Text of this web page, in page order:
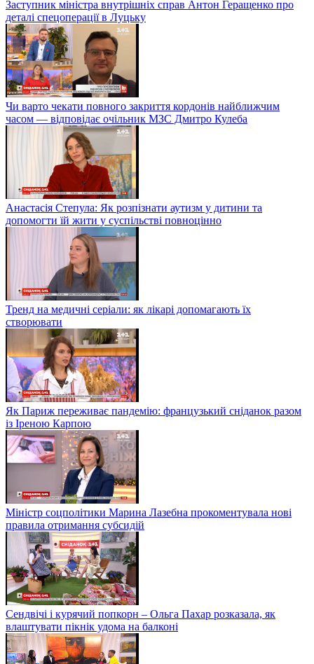
Заступник міністра внутрішніх справ Антон Геращенко про
деталі спецоперації в Луцьку
Чи варто чекати повного закриття кордонів найближчим
часом — відповідає очільник МЗС Дмитро Кулеба
Анастасія Степула: Як розпізнати аутизм у дитини та
допомогти їй жити у суспільстві повноцінно
Тренд на медичні серіали: як лікарі допомагають їх
створювати
Як Париж переживає пандемію: французький сніданок разом
із Іреною Карпою
Міністр соцполітики Марина Лазебна прокоментувала нові
правила отримання субсидій
Сендвічі і курячий попкорн – Ольга Пахар розказала, як
влаштувати пікнік удома на балконі